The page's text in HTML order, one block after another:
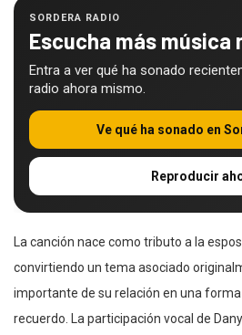
SORDERA RADIO
Escucha más música
Entra a ver qué ha sonado
radio ahora mismo.
Ve qué ha sonado en
Reproducir
La canción nace como tributo a la
convirtiendo un tema asociado
importante de su relación en una
recuerdo. La participación vocal de